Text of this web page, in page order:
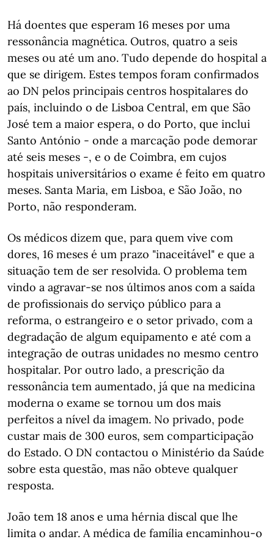
Há doentes que esperam 16 meses por uma
ressonância magnética. Outros, quatro a seis
meses ou até um ano. Tudo depende do hospital a
que se dirigem. Estes tempos foram confirmados
ao DN pelos principais centros hospitalares do
país, incluindo o de Lisboa Central, em que São
José tem a maior espera, o do Porto, que inclui
Santo António - onde a marcação pode demorar
até seis meses -, e o de Coimbra, em cujos
hospitais universitários o exame é feito em quatro
meses. Santa Maria, em Lisboa, e São João, no
Porto, não responderam.
Os médicos dizem que, para quem vive com
dores, 16 meses é um prazo "inaceitável" e que a
situação tem de ser resolvida. O problema tem
vindo a agravar-se nos últimos anos com a saída
de profissionais do serviço público para a
reforma, o estrangeiro e o setor privado, com a
degradação de algum equipamento e até com a
integração de outras unidades no mesmo centro
hospitalar. Por outro lado, a prescrição da
ressonância tem aumentado, já que na medicina
moderna o exame se tornou um dos mais
perfeitos a nível da imagem. No privado, pode
custar mais de 300 euros, sem comparticipação
do Estado. O DN contactou o Ministério da Saúde
sobre esta questão, mas não obteve qualquer
resposta.
João tem 18 anos e uma hérnia discal que lhe
limita o andar. A médica de família encaminhou-o